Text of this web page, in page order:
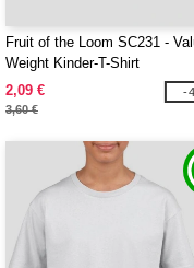
Fruit of the Loom SC231 -
Weight Kinder-T-Shirt
2,09 €
3,60 €
-